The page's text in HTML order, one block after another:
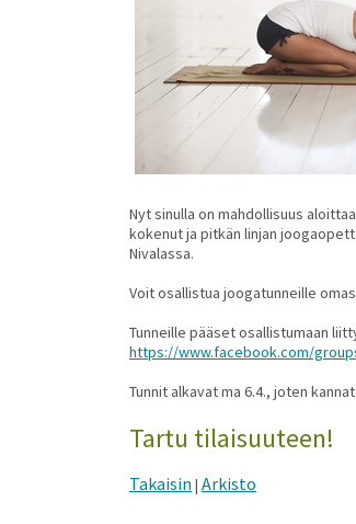
Nyt sinulla on mahdollisuus
kokenut ja pitkän linjan
Nivalassa.
Voit osallistua joogatunneille
Tunneille pääset osallistumaan
https://www.facebook.com/
Tunnit alkavat ma 6.4., joten
Tartu tilaisuuteen!
Takaisin | Arkisto